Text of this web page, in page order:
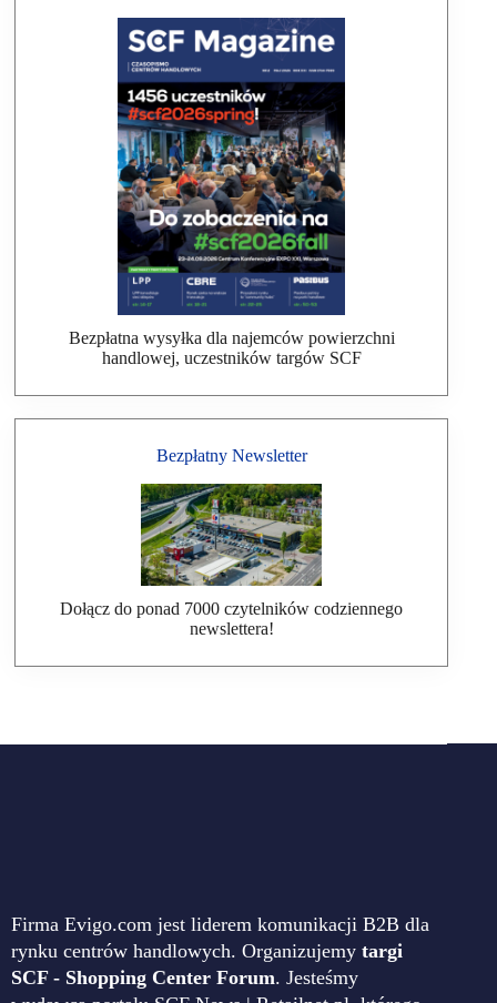
Bezpłatna wysyłka dla najemców powierzchni
handlowej, uczestników targów SCF
Bezpłatny Newsletter
Dołącz do ponad 7000 czytelników codziennego
newslettera!
Firma Evigo.com jest liderem komunikacji B2B dla
rynku centrów handlowych. Organizujemy targi
SCF - Shopping Center Forum. Jesteśmy